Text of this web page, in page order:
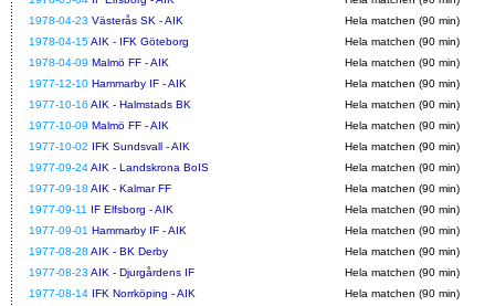
1978-04-23 Västerås SK - AIK
Hela matchen (90 min)
1978-04-15AIK - IFK Göteborg
Hela matchen (90 min)
1978-04-09 Malmö FF - AIK
Hela matchen (90 min)
1977-12-10 Hammarby IF - AIK
Hela matchen (90 min)
1977-10-16 AIK - Halmstads BK
Hela matchen (90 min)
1977-10-09 Malmö FF - AIK
Hela matchen (90 min)
1977-10-02 IFK Sundsvall - AIK
Hela matchen (90 min)
1977-09-24AIK - Landskrona BoIS
Hela matchen (90 min)
1977-09-18 AIK - Kalmar FF
Hela matchen (90 min)
1977-09-11 IF Elfsborg - AIK
Hela matchen (90 min)
1977-09-01 Hammarby IF - AIK
Hela matchen (90 min)
1977-08-28 AIK - BK Derby
Hela matchen (90 min)
1977-08-23 AIK - Djurgårdens IF
Hela matchen (90 min)
1977-08-14 IFK Norrköping - AIK
Hela matchen (90 min)